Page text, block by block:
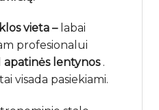
vieta –labai
profesionalui
apatinės lentynos.
visada pasiekiami.